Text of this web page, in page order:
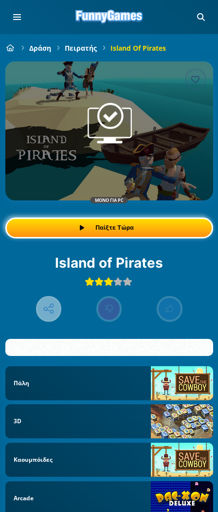
Δράση Πειρατής Island Of Pirates
ΜΌΝΟ ΓΙΑ PC
Παίξτε Τώρα
Island of Pirates
Πάλη
3D
Καουμπόιδες
Arcade